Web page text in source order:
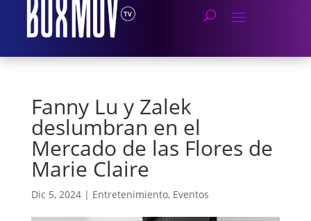
Fanny Lu y Zalek
deslumbran en el
Mercado de las Flores de
Marie Claire
Dic 5, 2024| Entretenimiento, Eventos